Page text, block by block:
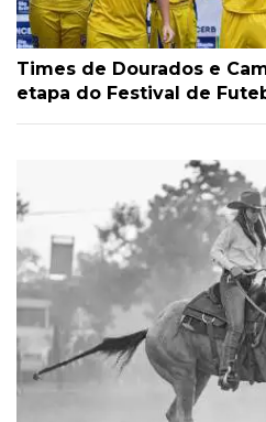
Times de Dourados e
etapa do Festival de